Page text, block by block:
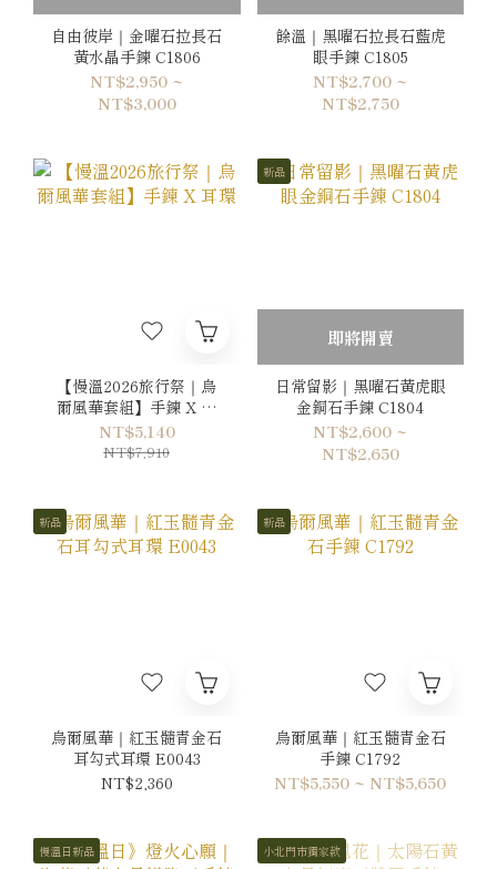
自由彼岸｜金曜石拉長石
黃水晶手鍊 C1806
NT$2,950 ~
NT$3,000
餘溫｜黑曜石拉長石藍虎
眼手鍊 C1805
NT$2,700 ~
NT$2,750
【慢溫2026旅行祭｜烏
爾風華套組】手鍊 X 耳
環
NT$5,140
NT$7,910
新品
即將開賣
日常留影｜黑曜石黃虎眼
金銅石手鍊 C1804
NT$2,600 ~
NT$2,650
新品
烏爾風華｜紅玉髓青金石
耳勾式耳環 E0043
NT$2,360
新品
烏爾風華｜紅玉髓青金石
手鍊 C1792
NT$5,550 ~ NT$5,650
慢溫日新品 小北門市獨家款